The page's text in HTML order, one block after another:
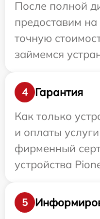
После полной
предоставим
точную
займемся
4
Гарантия
Как только
и оплаты
фирменный
устройства
5